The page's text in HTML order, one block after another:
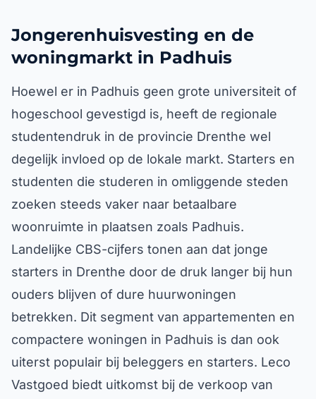
Jongerenhuisvesting en de
woningmarkt in Padhuis
Hoewel er in Padhuis geen grote universiteit of
hogeschool gevestigd is, heeft de regionale
studentendruk in de provincie Drenthe wel
degelijk invloed op de lokale markt. Starters en
studenten die studeren in omliggende steden
zoeken steeds vaker naar betaalbare
woonruimte in plaatsen zoals Padhuis.
Landelijke CBS-cijfers tonen aan dat jonge
starters in Drenthe door de druk langer bij hun
ouders blijven of dure huurwoningen
betrekken. Dit segment van appartementen en
compactere woningen in Padhuis is dan ook
uiterst populair bij beleggers en starters. Leco
Vastgoed biedt uitkomst bij de verkoop van